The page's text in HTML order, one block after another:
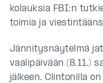
kolauksia FBI:n
toimia ja
Jännitysnäytelmä
vaalipäivään (8.11.)
jälkeen. Clintonilla